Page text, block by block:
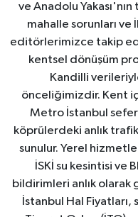
ve Anadolu
mahalle sorunları ve
editörlerimizce takip
kentsel dönüşüm
Kandilli
önceliğimizdir. Kent
Metro İstanbul
köprülerdeki anlık
sunulur. Yerel
İSKİ su kesintisi ve
bildirimleri anlık olarak
İstanbul Hal Fiyatları,